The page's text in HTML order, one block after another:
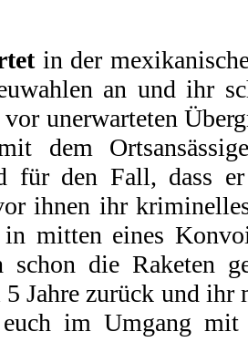
in der
an und ihr
unerwarteten
dem
für den Fall, dass
ihnen ihr
mitten eines
schon die Raketen
5 Jahre zurück und
im Umgang mit